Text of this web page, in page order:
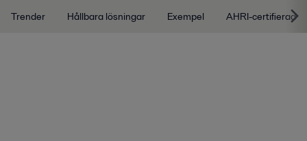
Trender Hållbara lösningar Exempel AHRI-certifierad